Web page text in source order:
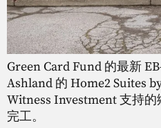
Green Card Fund 的最新
Ashland 的 Home2 Suites
Witness Investment 支持的
完工。